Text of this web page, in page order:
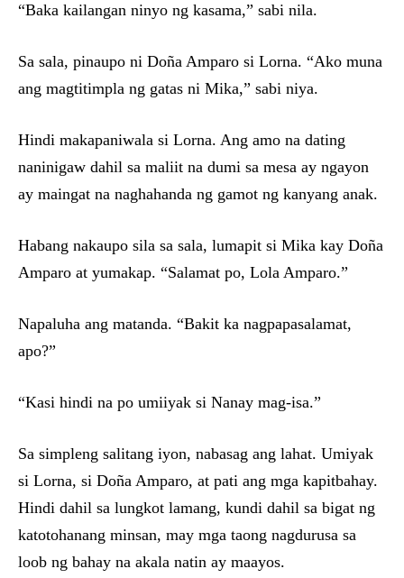
“Baka kailangan ninyo ng kasama,” sabi nila.
Sa sala, pinaupo ni Doña Amparo si Lorna. “Ako muna
ang magtitimpla ng gatas ni Mika,” sabi niya.
Hindi makapaniwala si Lorna. Ang amo na dating
naninigaw dahil sa maliit na dumi sa mesa ay ngayon
ay maingat na naghahanda ng gamot ng kanyang anak.
Habang nakaupo sila sa sala, lumapit si Mika kay Doña
Amparo at yumakap. “Salamat po, Lola Amparo.”
Napaluha ang matanda. “Bakit ka nagpapasalamat,
apo?”
“Kasi hindi na po umiiyak si Nanay mag-isa.”
Sa simpleng salitang iyon, nabasag ang lahat. Umiyak
si Lorna, si Doña Amparo, at pati ang mga kapitbahay.
Hindi dahil sa lungkot lamang, kundi dahil sa bigat ng
katotohanang minsan, may mga taong nagdurusa sa
loob ng bahay na akala natin ay maayos.